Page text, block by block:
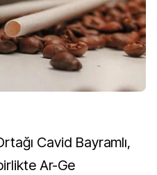
Cavid Bayramlı,
Ar-Ge